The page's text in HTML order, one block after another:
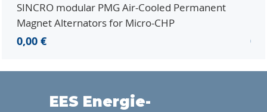
SINCRO modular PMG Air-Cooled Permanent
Magnet Alternators for Micro-CHP
Preis
0,00 €
EES Energie-